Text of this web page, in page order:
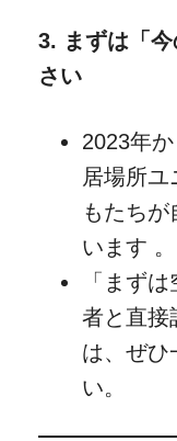
3. まずは「
さい
2023年
居場所
もたち
います 。
「まず
者と直接
は、ぜひ
い。